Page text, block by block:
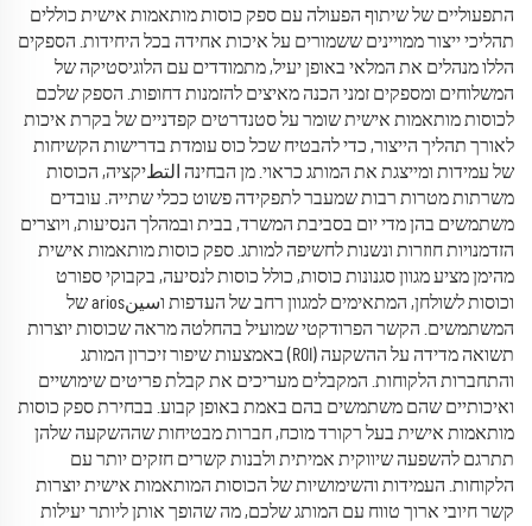
התפעוליים של שיתוף הפעולה עם ספק כוסות מותאמות אישית כוללים
תהליכי ייצור ממויינים ששמורים על איכות אחידה בכל היחידות. הספקים
הללו מנהלים את המלאי באופן יעיל, מתמודדים עם הלוגיסטיקה של
המשלוחים ומספקים זמני הכנה מאיצים להזמנות דחופות. הספק שלכם
לכוסות מותאמות אישית שומר על סטנדרטים קפדניים של בקרת איכות
לאורך תהליך הייצור, כדי להבטיח שכל כוס עומדת בדרישות הקשיחות
של עמידות ומייצגת את המותג כראוי. מן הבחינה التطיקציה, הכוסות
משרתות מטרות רבות שמעבר לתפקידה פשוט ככלי שתייה. עובדים
משתמשים בהן מדי יום בסביבת המשרד, בבית ובמהלך הנסיעות, ויוצרים
הזדמנויות חוזרות ונשנות לחשיפה למותג. ספק כוסות מותאמות אישית
מהימן מציע מגוון סגנונות כוסות, כולל כוסות לנסיעה, בקבוקי ספורט
וכוסות לשולחן, המתאימים למגוון רחב של העדפות וسينarios של
המשתמשים. הקשר הפרודקטי שמועיל בהחלטה מראה שכוסות יוצרות
תשואה מדידה על ההשקעה (ROI) באמצעות שיפור זיכרון המותג
והתחברות הלקוחות. המקבלים מעריכים את קבלת פריטים שימושיים
ואיכותיים שהם משתמשים בהם באמת באופן קבוע. בבחירת ספק כוסות
מותאמות אישית בעל רקורד מוכח, חברות מבטיחות שההשקעה שלהן
תתרגם להשפעה שיווקית אמיתית ולבנות קשרים חזקים יותר עם
הלקוחות. העמידות והשימושיות של הכוסות המותאמות אישית יוצרות
קשר חיובי ארוך טווח עם המותג שלכם, מה שהופך אותן ליותר יעילות